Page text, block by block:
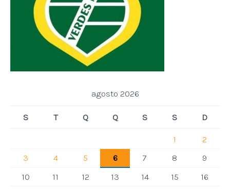
agosto 2026
S T Q Q S S D
1
2
3
4 5 6 7 8
9
10
11 12 13 14 15 16